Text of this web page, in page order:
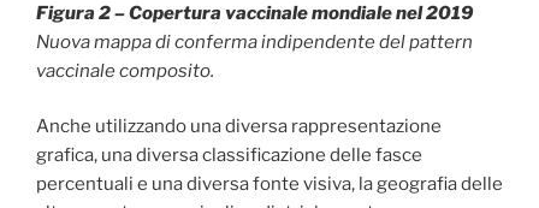
Figura 2 – Copertura vaccinale mondiale nel 2019
Nuova mappa di conferma indipendente del pattern
vaccinale composito.
Anche utilizzando una diversa rappresentazione
grafica, una diversa classificazione delle fasce
percentuali e una diversa fonte visiva, la geografia delle